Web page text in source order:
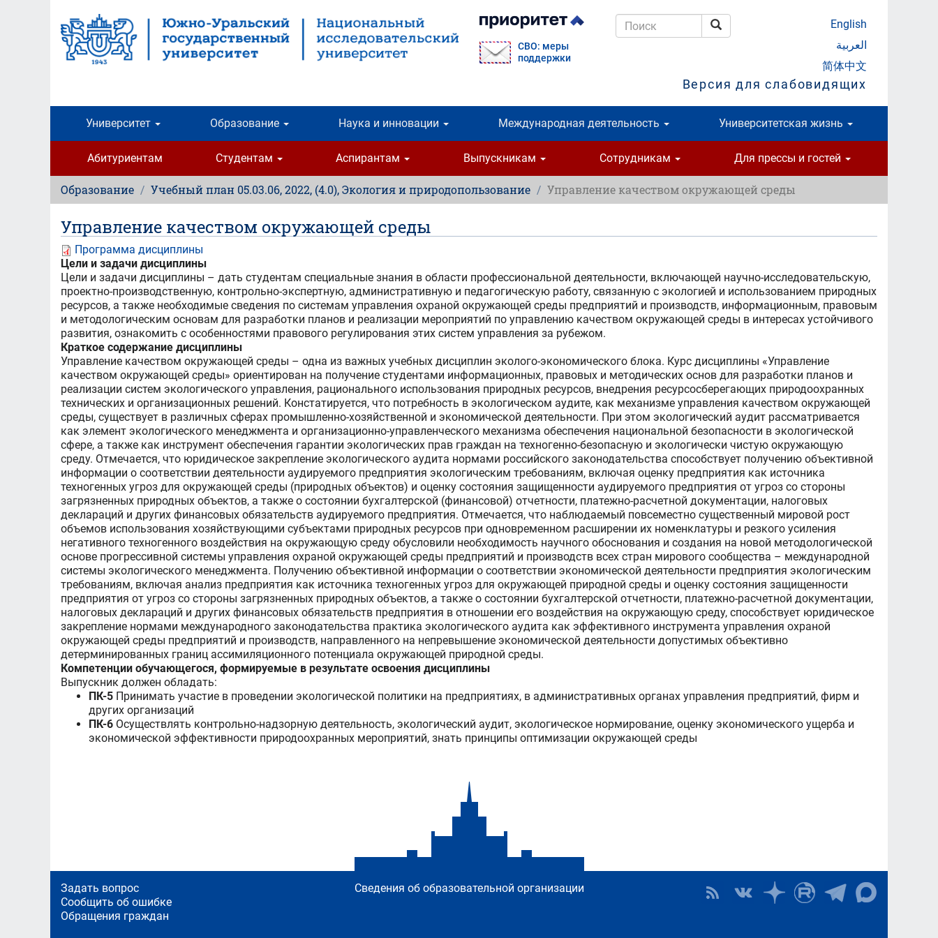
содержанию
СВО: меры
поддержки
Поиск
English
العربية
简体中文
Версия для слабовидящих
Университет Образование Наука и инновации Международная деятельность Университетская жизнь
Абитуриентам Студентам Аспирантам Выпускникам Сотрудникам Для прессы и гостей
Образование Учебный план 05.03.06, 2022, (4.0), Экология и природопользование Управление качеством окружающей среды
Управление качеством окружающей среды
Программа дисциплины
Цели и задачи дисциплины
Цели и задачи дисциплины – дать студентам специальные знания в области профессиональной деятельности, включающей научно-исследовательскую,
проектно-производственную, контрольно-экспертную, административную и педагогическую работу, связанную с экологией и использованием природных
ресурсов, а также необходимые сведения по системам управления охраной окружающей среды предприятий и производств, информационным, правовым
и методологическим основам для разработки планов и реализации мероприятий по управлению качеством окружающей среды в интересах устойчивого
развития, ознакомить с особенностями правового регулирования этих систем управления за рубежом.
Краткое содержание дисциплины
Управление качеством окружающей среды – одна из важных учебных дисциплин эколого-экономического блока. Курс дисциплины «Управление
качеством окружающей среды» ориентирован на получение студентами информационных, правовых и методических основ для разработки планов и
реализации систем экологического управления, рационального использования природных ресурсов, внедрения ресурсосберегающих природоохранных
технических и организационных решений. Констатируется, что потребность в экологическом аудите, как механизме управления качеством окружающей
среды, существует в различных сферах промышленно-хозяйственной и экономической деятельности. При этом экологический аудит рассматривается
как элемент экологического менеджмента и организационно-управленческого механизма обеспечения национальной безопасности в экологической
сфере, а также как инструмент обеспечения гарантии экологических прав граждан на техногенно-безопасную и экологически чистую окружающую
среду. Отмечается, что юридическое закрепление экологического аудита нормами российского законодательства способствует получению объективной
информации о соответствии деятельности аудируемого предприятия экологическим требованиям, включая оценку предприятия как источника
техногенных угроз для окружающей среды (природных объектов) и оценку состояния защищенности аудируемого предприятия от угроз со стороны
загрязненных природных объектов, а также о состоянии бухгалтерской (финансовой) отчетности, платежно-расчетной документации, налоговых
деклараций и других финансовых обязательств аудируемого предприятия. Отмечается, что наблюдаемый повсеместно существенный мировой рост
объемов использования хозяйствующими субъектами природных ресурсов при одновременном расширении их номенклатуры и резкого усиления
негативного техногенного воздействия на окружающую среду обусловили необходимость научного обоснования и создания на новой методологической
основе прогрессивной системы управления охраной окружающей среды предприятий и производств всех стран мирового сообщества – международной
системы экологического менеджмента. Получению объективной информации о соответствии экономической деятельности предприятия экологическим
требованиям, включая анализ предприятия как источника техногенных угроз для окружающей природной среды и оценку состояния защищенности
предприятия от угроз со стороны загрязненных природных объектов, а также о состоянии бухгалтерской отчетности, платежно-расчетной документации,
налоговых деклараций и других финансовых обязательств предприятия в отношении его воздействия на окружающую среду, способствует юридическое
закрепление нормами международного законодательства практика экологического аудита как эффективного инструмента управления охраной
окружающей среды предприятий и производств, направленного на непревышение экономической деятельности допустимых объективно
детерминированных границ ассимиляционного потенциала окружающей природной среды.
Компетенции обучающегося, формируемые в результате освоения дисциплины
Выпускник должен обладать:
ПК-5 Принимать участие в проведении экологической политики на предприятиях, в административных органах управления предприятий, фирм и
других организаций
ПК-6 Осуществлять контрольно-надзорную деятельность, экологический аудит, экологическое нормирование, оценку экономического ущерба и
экономической эффективности природоохранных мероприятий, знать принципы оптимизации окружающей среды
Сведения об образовательной организации
Задать вопрос
Сообщить об ошибке
Обращения граждан